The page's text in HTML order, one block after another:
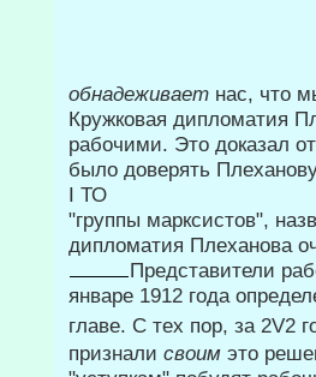
обнадеживает нас, что
Кружковая дипломатия
рабочими. Это доказал
было доверять
I ТО
"группы марксистов",
дипломатия Плеханова
Представители
январе 1912 года
главе. С тех пор, за 2V2
признали своим это